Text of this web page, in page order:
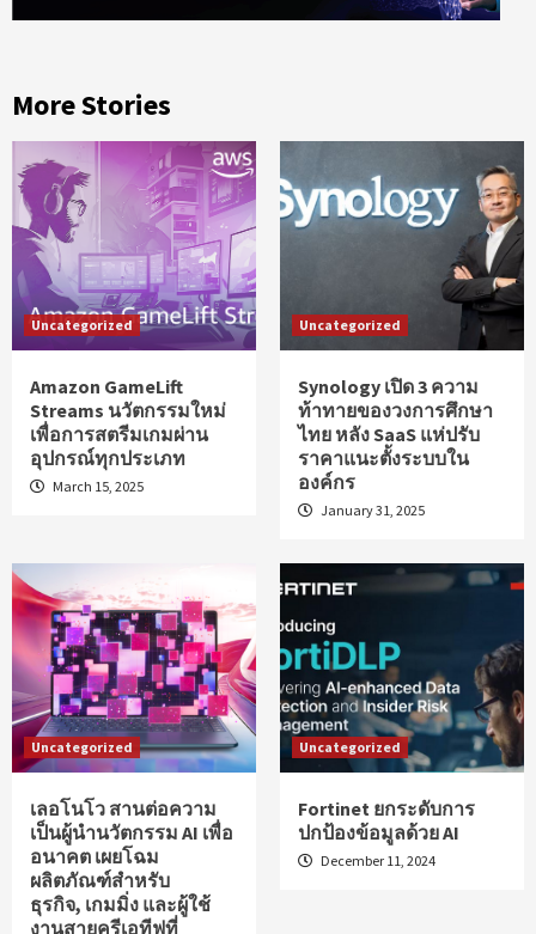
More Stories
Uncategorized
Amazon GameLift
Streams นวัตกรรมใหม่
เพื่อการสตรีมเกมผ่าน
อุปกรณ์ทุกประเภท
March 15, 2025
Uncategorized
Synology เปิด 3 ความ
ท้าทายของวงการศึกษา
ไทย หลัง SaaS แห่ปรับ
ราคาแนะตั้งระบบใน
องค์กร
January 31, 2025
Uncategorized
เลอโนโว สานต่อความ
เป็นผู้นำนวัตกรรม AI เพื่อ
อนาคต เผยโฉม
ผลิตภัณฑ์สำหรับ
ธุรกิจ, เกมมิ่ง และผู้ใช้
งานสายครีเอทีฟที่
Uncategorized
Fortinet ยกระดับการ
ปกป้องข้อมูลด้วย AI
December 11, 2024